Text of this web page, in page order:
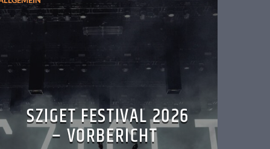
SZIGET FESTIVAL 2026
– VORBERICHT